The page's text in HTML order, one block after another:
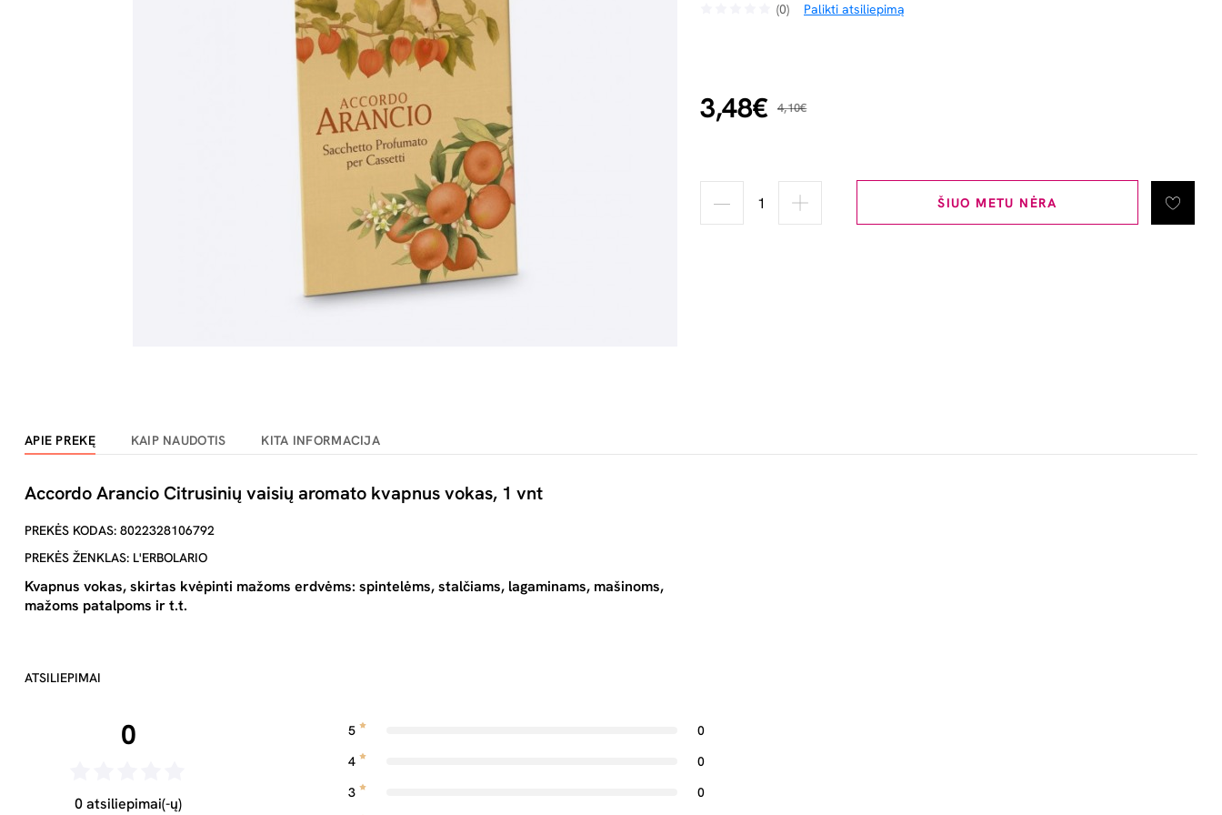
(0) Palikti atsiliepimą
3,48€ 4,10€
ŠIUO METU NĖRA
APIE PREKĘ KAIP NAUDOTIS KITA INFORMACIJA
Accordo Arancio Citrusinių vaisių aromato kvapnus vokas, 1 vnt
PREKĖS KODAS: 8022328106792
PREKĖS ŽENKLAS: L'ERBOLARIO
Kvapnus vokas, skirtas kvėpinti mažoms erdvėms: spintelėms, stalčiams, lagaminams, mašinoms,
mažoms patalpoms ir t.t.
ATSILIEPIMAI
0
0 atsiliepimai(-ų)
5
0
4
0
3
0